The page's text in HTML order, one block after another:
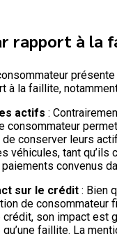
rapport à la
à la faillite,
actifs :
consommateur
conserver leurs
véhicules, tant qu’ils
convenus
sur le crédit : Bien
de consommateur
son impact est
faillite. La